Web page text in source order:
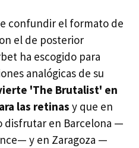
confundir el formato de
el de posterior
ha escogido para
analógicas de su
'The Brutalist' en
las retinas y que en
disfrutar en Barcelona —
y en Zaragoza —